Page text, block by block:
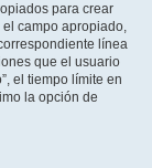
para crear
campo apropiado,
línea
que el usuario
el tiempo límite en
la opción de